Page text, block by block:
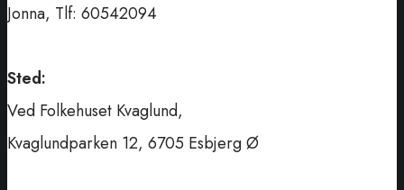
Jonna, Tlf: 60542094
Sted:
Ved Folkehuset Kvaglund,
Kvaglundparken 12, 6705 Esbjerg Ø